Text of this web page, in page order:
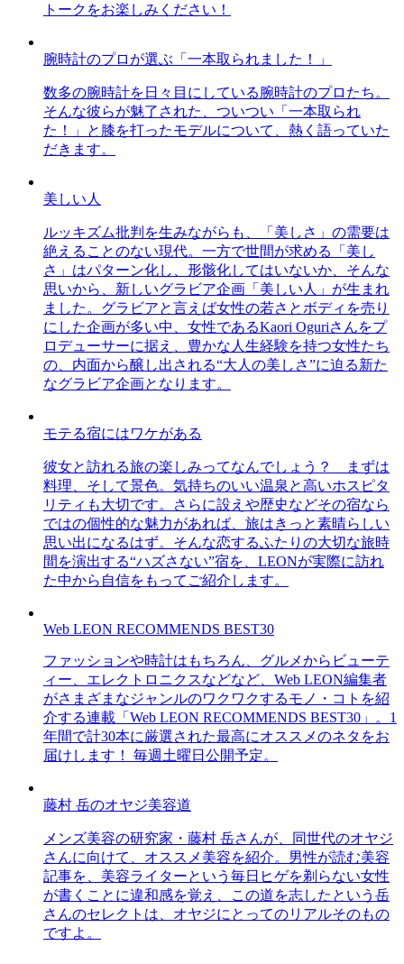
トークをお楽しみください！
腕時計のプロが選ぶ「一本取られました！」
数多の腕時計を日々目にしている腕時計のプロたち。
そんな彼らが魅了された、ついつい「一本取られ
た！」と膝を打ったモデルについて、熱く語っていた
だきます。
美しい人
ルッキズム批判を生みながらも、「美しさ」の需要は
絶えることのない現代。一方で世間が求める「美し
さ」はパターン化し、形骸化してはいないか、そんな
思いから、新しいグラビア企画「美しい人」が生まれ
ました。グラビアと言えば女性の若さとボディを売り
にした企画が多い中、女性であるKaori Oguriさんをプ
ロデューサーに据え、豊かな人生経験を持つ女性たち
の、内面から醸し出される“大人の美しさ”に迫る新た
なグラビア企画となります。
モテる宿にはワケがある
彼女と訪れる旅の楽しみってなんでしょう？ まずは
料理、そして景色。気持ちのいい温泉と高いホスピタ
リティも大切です。さらに設えや歴史などその宿なら
ではの個性的な魅力があれば、旅はきっと素晴らしい
思い出になるはず。そんな恋するふたりの大切な旅時
間を演出する“ハズさない”宿を、LEONが実際に訪れ
た中から自信をもってご紹介します。
Web LEON RECOMMENDS BEST30
ファッションや時計はもちろん、グルメからビューテ
ィー、エレクトロニクスなどなど、Web LEON編集者
がさまざまなジャンルのワクワクするモノ・コトを紹
介する連載「Web LEON RECOMMENDS BEST30」。1
年間で計30本に厳選された最高にオススメのネタをお
届けします！ 毎週土曜日公開予定。
藤村 岳のオヤジ美容道
メンズ美容の研究家・藤村 岳さんが、同世代のオヤジ
さんに向けて、オススメ美容を紹介。男性が読む美容
記事を、美容ライターという毎日ヒゲを剃らない女性
が書くことに違和感を覚え、この道を志したという岳
さんのセレクトは、オヤジにとってのリアルそのもの
ですよ。